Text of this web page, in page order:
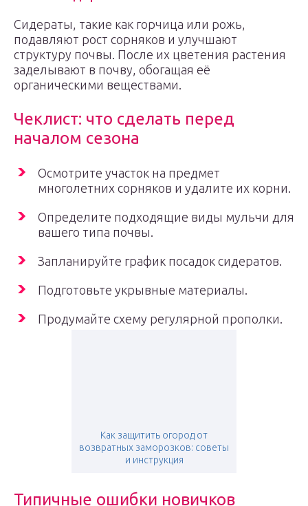
Сидераты, такие как горчица или рожь,
подавляют рост сорняков и улучшают
структуру почвы. После их цветения растения
заделывают в почву, обогащая её
органическими веществами.
Чеклист: что сделать перед
началом сезона
Осмотрите участок на предмет
многолетних сорняков и удалите их корни.
Определите подходящие виды мульчи для
вашего типа почвы.
Запланируйте график посадок сидератов.
Подготовьте укрывные материалы.
Продумайте схему регулярной прополки.
Как защитить огород от
возвратных заморозков: советы
и инструкция
Типичные ошибки новичков